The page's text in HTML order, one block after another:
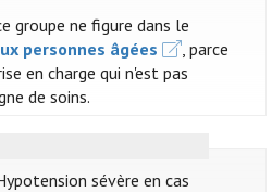
groupe ne figure dans le
personnes âgées
, parce
en charge qui n'est pas
de soins.
sévère en cas